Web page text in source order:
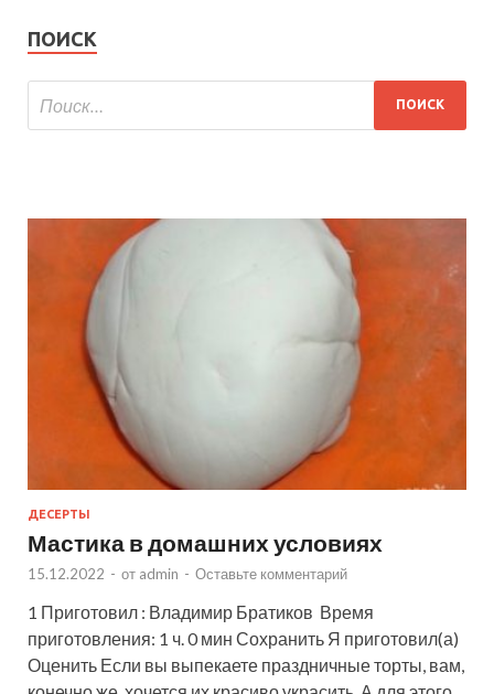
ПОИСК
ДЕСЕРТЫ
Мастика в домашних условиях
15.12.2022 - от admin - Оставьте комментарий
1 Приготовил : Владимир Братиков Время
приготовления: 1 ч. 0 мин Сохранить Я приготовил(а)
Оценить Если вы выпекаете праздничные торты, вам,